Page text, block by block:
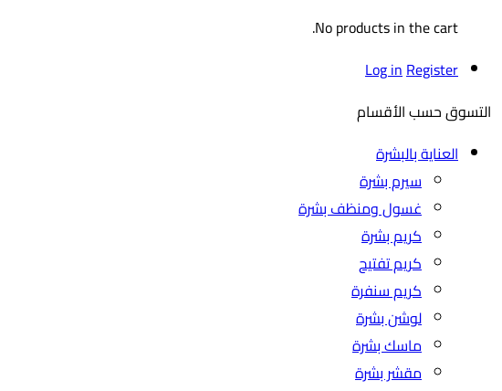
No products in the cart.
Log inRegister
التسوق حسب الأقسام
العناية بالبشرة
سيرم بشرة
غسول ومنظف بشرة
كريم بشرة
كريم تفتيح
كريم سنفرة
لوشن بشرة
ماسك بشرة
مقشر بشرة